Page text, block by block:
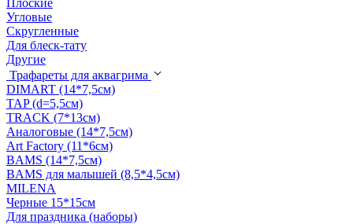
Плоские
Угловые
Скругленные
Для блеск-тату
Другие
Трафареты для аквагрима
DIMART (14*7,5см)
TAP (d=5,5см)
TRACK (7*13см)
Аналоговые (14*7,5см)
Art Factory (11*6см)
BAMS (14*7,5см)
BAMS для малышей (8,5*4,5см)
MILENA
Черные 15*15см
Для праздника (наборы)